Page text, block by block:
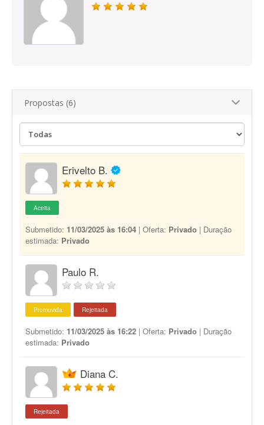
Propostas (6)
Erivelto B.
Aceita
Submetido: 11/03/2025 às 16:04 | Oferta: Privado | Duração
estimada: Privado
Paulo R.
Promovida Rejeitada
Submetido: 11/03/2025 às 16:22 | Oferta: Privado | Duração
estimada: Privado
Diana C.
Rejeitada